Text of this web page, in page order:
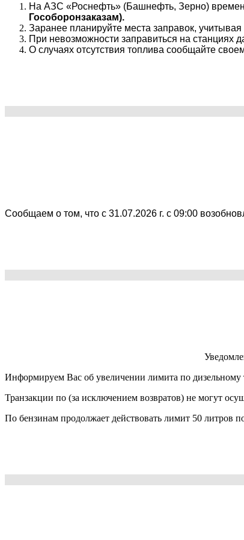
На АЗС «Роснефть» (Башнефть, Зерно)
Гособоронзаказам).
Заранее планируйте места заправок, учитывая
При невозможности заправиться на станциях
О случаях отсутствия топлива сообщайте
Сообщаем о том, что с 31.07.2026 г. с 09:00
Информируем Вас об увеличении лимита по
Транзакции по (за исключением возвратов) не могут
По бензинам продолжает действовать лимит 50 литров